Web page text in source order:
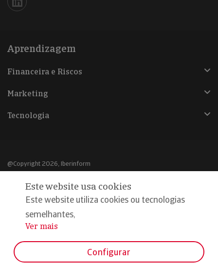
Iberinform en Linkedin
Aprendizagem
Financeira e Riscos
Marketing
Tecnologia
@Copyright 2026, Iberinform
Aviso legal
Política de cookies
Declaração de privacidade
Este website usa cookies
Este website utiliza cookies ou tecnologias
semelhantes,
...
Ver mais
Configurar